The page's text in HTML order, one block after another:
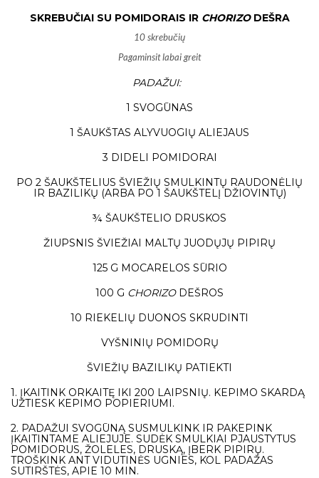
SKREBUČIAI SU POMIDORAIS IR CHORIZODEŠRA
10 skrebučių
Pagaminsit labai greit
PADAŽUI:
1 SVOGŪNAS
1 ŠAUKŠTAS ALYVUOGIŲ ALIEJAUS
3 DIDELI POMIDORAI
PO 2 ŠAUKŠTELIUS ŠVIEŽIŲ SMULKINTŲ RAUDONĖLIŲ
IR BAZILIKŲ (ARBA PO 1 ŠAUKŠTELĮ DŽIOVINTŲ)
¾ ŠAUKŠTELIO DRUSKOS
ŽIUPSNIS ŠVIEŽIAI MALTŲ JUODŲJŲ PIPIRŲ
125 G MOCARELOS SŪRIO
100 G CHORIZODEŠROS
10 RIEKELIŲ DUONOS SKRUDINTI
VYŠNINIŲ POMIDORŲ
ŠVIEŽIŲ BAZILIKŲ PATIEKTI
1. ĮKAITINK ORKAITĘ IKI 200 LAIPSNIŲ. KEPIMO SKARDĄ
UŽTIESK KEPIMO POPIERIUMI.
2. PADAŽUI SVOGŪNĄ SUSMULKINK IR PAKEPINK
ĮKAITINTAME ALIEJUJE. SUDĖK SMULKIAI PJAUSTYTUS
POMIDORUS, ŽOLELES, DRUSKĄ, ĮBERK PIPIRŲ.
TROŠKINK ANT VIDUTINĖS UGNIES, KOL PADAŽAS
SUTIRŠTĖS, APIE 10 MIN.